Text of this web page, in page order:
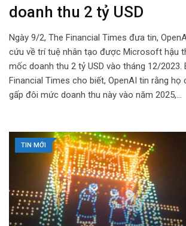
doanh thu 2 tỷ USD
Ngày 9/2, The Financial Times đưa tin,
cứu về trí tuệ nhân tạo được Microsoft hậu
mốc doanh thu 2 tỷ USD vào tháng 12/2023.
Financial Times cho biết, OpenAI tin rằng họ
gấp đôi mức doanh thu này vào năm 2025,…
TIN MỚI